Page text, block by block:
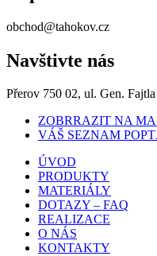
obchod@tahokov.cz
Navštivte nás
Přerov 750 02, ul. Gen.
ZOBRRAZIT NA
VÁŠ SEZNAM
ÚVOD
PRODUKTY
MATERIÁLY
DOTAZY – FAQ
REALIZACE
O NÁS
KONTAKTY